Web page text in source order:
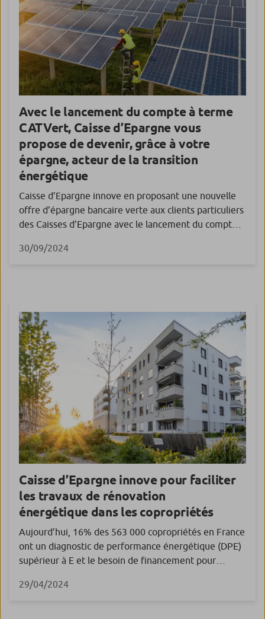
Avec le lancement du compte à terme
CATVert, Caisse d’Epargne vous
propose de devenir, grâce à votre
épargne, acteur de la transition
énergétique
Caisse d’Epargne innove en proposant une nouvelle
offre d’épargne bancaire verte aux clients particuliers
des Caisses d’Epargne avec le lancement du compte à
l’intermédiaire de cette nouvelle gamme d’épargne
30/09/2024
Caisse d’Epargne innove pour faciliter
les travaux de rénovation
énergétique dans les copropriétés
Aujourd’hui, 16% des 563 000 copropriétés en France
ont un diagnostic de performance énergétique (DPE)
supérieur à E et le besoin de financement pour
2,2 Md€/an sur les dix prochaines années. Afin de
29/04/2024